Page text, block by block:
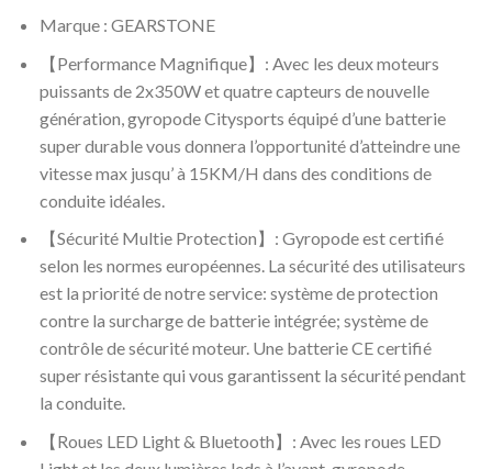
Marque : GEARSTONE
【Performance Magnifique】: Avec les deux moteurs
puissants de 2x350W et quatre capteurs de nouvelle
génération, gyropode Citysports équipé d’une batterie
super durable vous donnera l’opportunité d’atteindre une
vitesse max jusqu’ à 15KM/H dans des conditions de
conduite idéales.
【Sécurité Multie Protection】: Gyropode est certifié
selon les normes européennes. La sécurité des utilisateurs
est la priorité de notre service: système de protection
contre la surcharge de batterie intégrée; système de
contrôle de sécurité moteur. Une batterie CE certifié
super résistante qui vous garantissent la sécurité pendant
la conduite.
【Roues LED Light & Bluetooth】: Avec les roues LED